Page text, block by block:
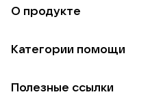
О продукте
Использование материалов
Категории помощи
Полезные ссылки